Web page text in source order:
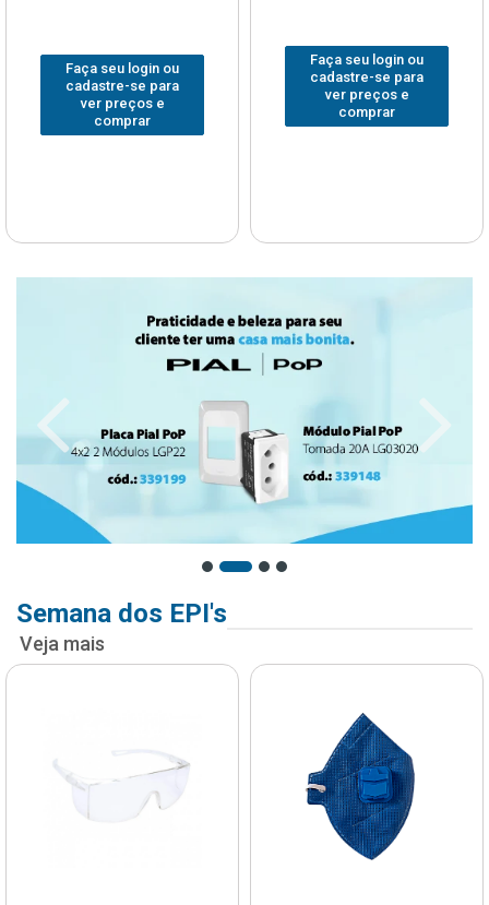
Faça seu login ou
cadastre-se para
ver preços e
comprar
Faça seu login ou
cadastre-se para
ver preços e
comprar
Semana dos EPI's
Veja mais